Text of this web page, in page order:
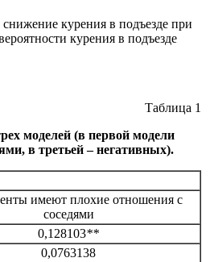
курения в подъезде при
курения в подъезде
Таблица 1
моделей (в первой модели
в третьей – негативных).
имеют плохие отношения с
соседями
0,128103**
0,0763138